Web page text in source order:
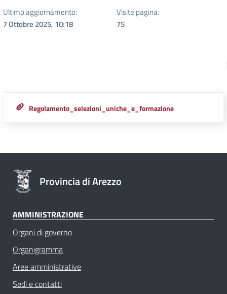
Ultimo aggiornamento:
7 Ottobre 2025, 10:18
Visite pagina:
75
Regolamento_selezioni_uniche_e_formazione
Provincia di Arezzo
AMMINISTRAZIONE
Organi di governo
Organigramma
Aree amministrative
Sedi e contatti